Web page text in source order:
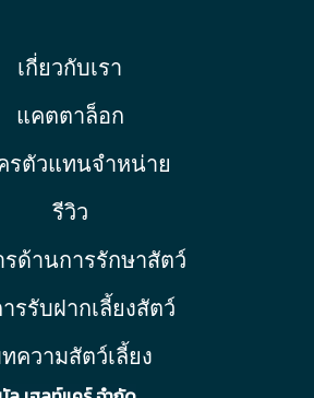
เกี่ยวกับเรา
แคตตาล็อก
รตัวแทนจำหน่าย
รีวิว
ด้านการรักษาสัตว์
รรับฝากเลี้ยงสัตว์
ความสัตว์เลี้ยง